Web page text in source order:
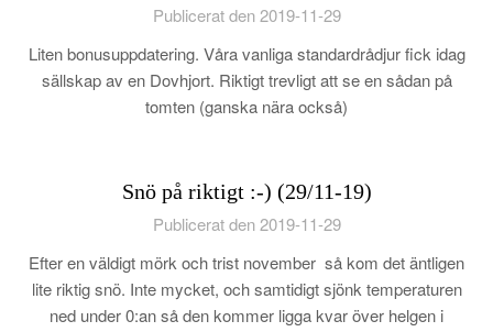
Publicerat den 2019-11-29
Liten bonusuppdatering. Våra vanliga standardrådjur fick idag
sällskap av en Dovhjort. Riktigt trevligt att se en sådan på
tomten (ganska nära också)
Snö på riktigt :-) (29/11-19)
Publicerat den 2019-11-29
Efter en väldigt mörk och trist november så kom det äntligen
lite riktig snö. Inte mycket, och samtidigt sjönk temperaturen
ned under 0:an så den kommer ligga kvar över helgen i